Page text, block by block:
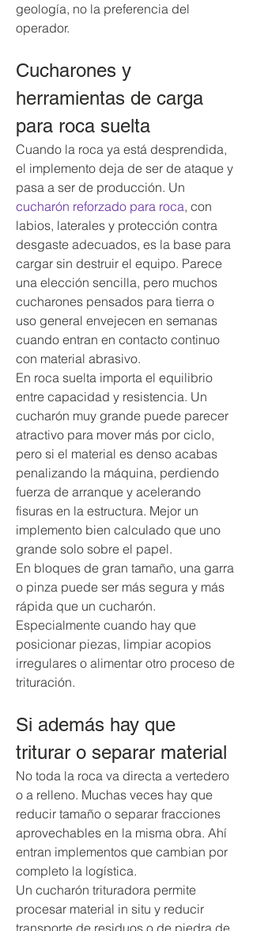
geología, no la preferencia del
operador.
Cucharones y
herramientas de carga
para roca suelta
Cuando la roca ya está desprendida,
el implemento deja de ser de ataque y
pasa a ser de producción. Un
cucharón reforzado para roca, con
labios, laterales y protección contra
desgaste adecuados, es la base para
cargar sin destruir el equipo. Parece
una elección sencilla, pero muchos
cucharones pensados para tierra o
uso general envejecen en semanas
cuando entran en contacto continuo
con material abrasivo.
En roca suelta importa el equilibrio
entre capacidad y resistencia. Un
cucharón muy grande puede parecer
atractivo para mover más por ciclo,
pero si el material es denso acabas
penalizando la máquina, perdiendo
fuerza de arranque y acelerando
fisuras en la estructura. Mejor un
implemento bien calculado que uno
grande solo sobre el papel.
En bloques de gran tamaño, una garra
o pinza puede ser más segura y más
rápida que un cucharón.
Especialmente cuando hay que
posicionar piezas, limpiar acopios
irregulares o alimentar otro proceso de
trituración.
Si además hay que
triturar o separar material
No toda la roca va directa a vertedero
o a relleno. Muchas veces hay que
reducir tamaño o separar fracciones
aprovechables en la misma obra. Ahí
entran implementos que cambian por
completo la logística.
Un cucharón trituradora permite
procesar material in situ y reducir
transporte de residuos o de piedra de